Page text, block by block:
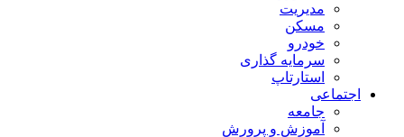
مدیریت
مسکن
خودرو
سرمایه گذاری
استارتاپ
اجتماعی
جامعه
آموزش و پرورش